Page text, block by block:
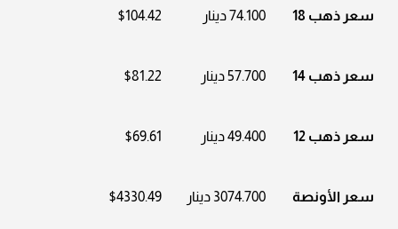
سعر ذهب 18 74.100 دينار $104.42
سعر ذهب 14 57.700 دينار $81.22
سعر ذهب 12 49.400 دينار $69.61
سعر الأونصة 3074.700 دينار $4330.49